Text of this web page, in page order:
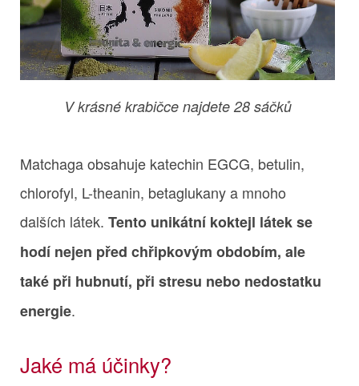
V krásné krabičce najdete 28 sáčků
Matchaga obsahuje katechin EGCG, betulin,
chlorofyl, L-theanin, betaglukany a mnoho
dalších látek. Tento unikátní koktejl látek se
hodí nejen před chřipkovým obdobím, ale
také při hubnutí, při stresu nebo nedostatku
energie.
Jaké má účinky?